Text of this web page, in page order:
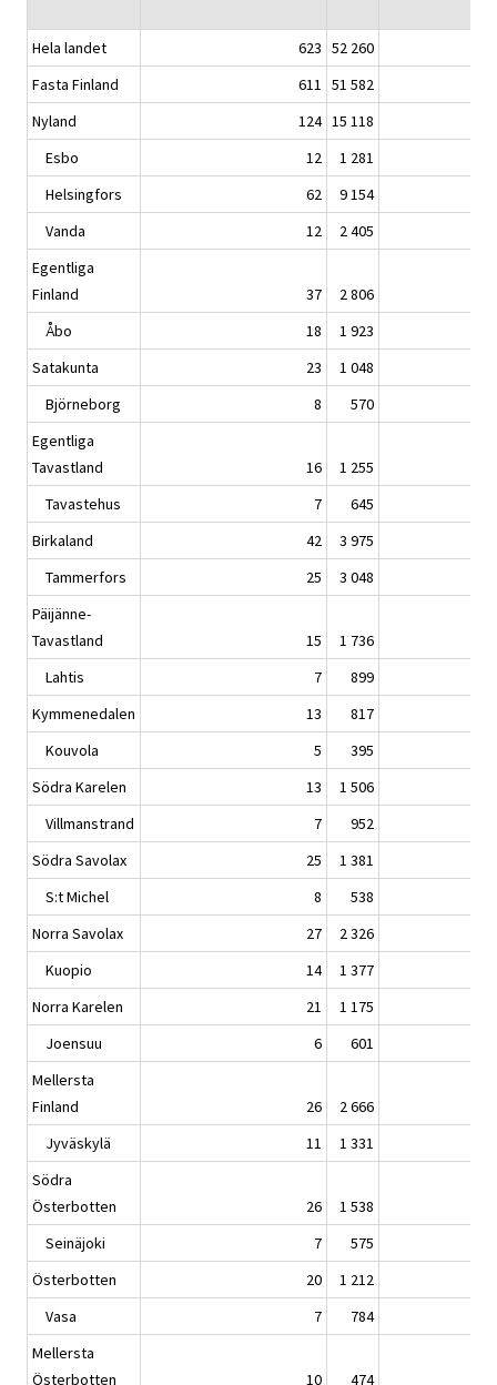
Hela landet 623 52 260
Fasta Finland
611 51 582
Nyland
124 15 118
Esbo
12
1 281
Helsingfors
62
9 154
Vanda
12
2 405
Egentliga
Finland
37
2 806
Åbo
18
1 923
Satakunta
23
1 048
Björneborg
8
570
Egentliga
Tavastland
16
1 255
Tavastehus
7
645
Birkaland
42
3 975
Tammerfors
25
3 048
Päijänne-
Tavastland
15
1 736
Lahtis
7
899
Kymmenedalen
13
817
Kouvola
5
395
Södra Karelen
13
1 506
Villmanstrand
7
952
Södra Savolax
25
1 381
S:t Michel
8
538
Norra Savolax
27
2 326
Kuopio
14
1 377
Norra Karelen
21
1 175
Joensuu
6
601
Mellersta
Finland
26
2 666
Jyväskylä
11
1 331
Södra
Österbotten
26
1 538
Seinäjoki
7
575
Österbotten
20
1 212
Vasa
7
784
Mellersta
Österbotten
10 474